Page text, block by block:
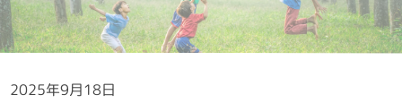
2025年9月18日